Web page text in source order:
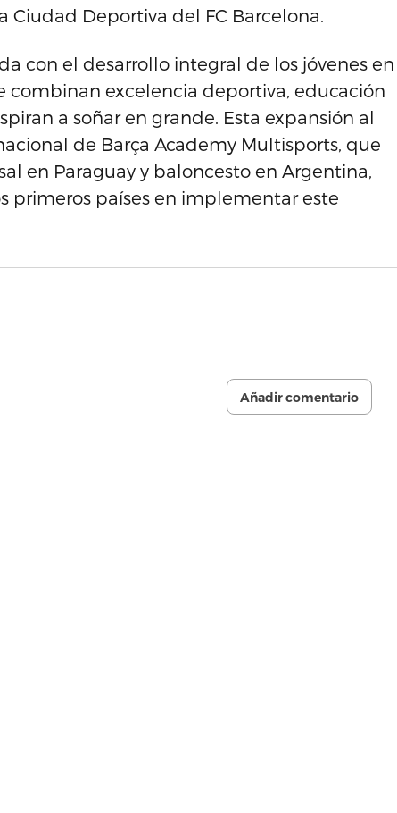
Deportiva del FC Barcelona.
con el desarrollo integral de los jóvenes en
combinan excelencia deportiva, educación
a soñar en grande. Esta expansión al
de Barça Academy Multisports, que
en Paraguay y baloncesto en Argentina,
primeros países en implementar este
Añadir comentario